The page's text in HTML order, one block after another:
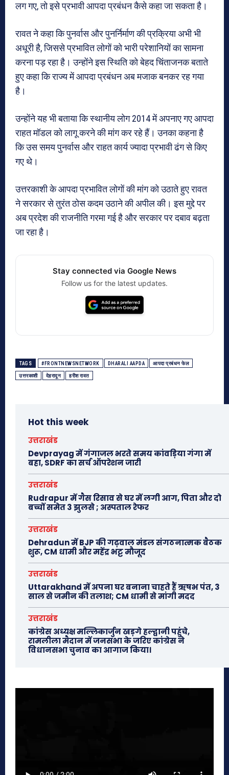
लग गए, तो इसे प्रभावी आपदा प्रबंधन कैसे कहा जा सकता है।
रावत ने कहा कि पुनर्वास और पुनर्निर्माण की प्रक्रिया अभी भी
अधूरी है, जिससे प्रभावित लोगों को भारी परेशानियों का सामना
करना पड़ रहा है। उन्होंने इस स्थिति को बेहद चिंताजनक बताते
हुए कहा कि राज्य में आपदा प्रबंधन अब मजाक बनकर रह गया
है।
उन्होंने यह भी बताया कि स्थानीय लोग 2014 में अपनाए गए आपदा
राहत मॉडल को लागू करने की मांग कर रहे हैं। उनका कहना है
कि उस समय पुनर्वास और राहत कार्य ज्यादा प्रभावी ढंग से किए
गए थे।
उत्तरकाशीके आपदा प्रभावित लोगों की मांग को उठाते हुए रावत
ने सरकार से तुरंत ठोस कदम उठाने की अपील की। इस मुद्दे पर
अब प्रदेश की राजनीति गरमा गई है और सरकार पर दबाव बढ़ता
जा रहा है।
Stay connected via Google News
Follow us for the latest updates.
TAGS #FRONTNEWSNETWORK DHARALI AAPDA आपदा प्रबंधन फेल
उत्तरकाशी देहरादून हरीश रावत
Hot this week
उत्तराखंड
Devprayag में गंगाजल भरते समय कांवड़िया गंगा में
बहा, SDRF का सर्च ऑपरेशन जारी
उत्तराखंड
Rudrapur में गैस रिसाव से घर में लगी आग, पिता और दो
बच्चों समेत 3 झुलसे ; अस्पताल रेफर
उत्तराखंड
Dehradun में BJP की गढ़वाल मंडल संगठनात्मक बैठक
शुरू, CM धामी और महेंद्र भट्ट मौजूद
उत्तराखंड
Uttarakhand में अपना घर बनाना चाहते हैं ऋषभ पंत, 3
साल से जमीन की तलाश; CM धामी से मांगी मदद
उत्तराखंड
कांग्रेस अध्यक्ष मल्लिकार्जुन खड़गे हल्द्वानी पहुंचे,
रामलीला मैदान में जनसभा के जरिए कांग्रेस ने
विधानसभा चुनाव का आगाज किया।